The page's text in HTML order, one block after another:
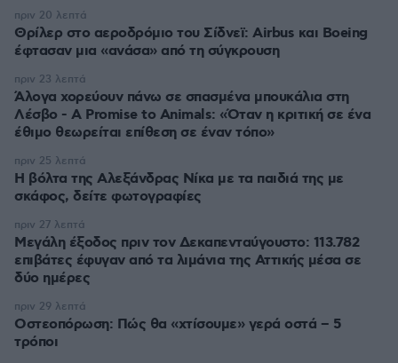
Θρίλερ στο αεροδρόμιο του Σίδνεϊ: Airbus και Boeing
έφτασαν μια «ανάσα» από τη σύγκρουση
πριν 20 λεπτά
Άλογα χορεύουν πάνω σε σπασμένα μπουκάλια στη
Λέσβο - A Promise to Animals: «Όταν η κριτική σε ένα
έθιμο θεωρείται επίθεση σε έναν τόπο»
πριν 23 λεπτά
Η βόλτα της Αλεξάνδρας Νίκα με τα παιδιά της με
σκάφος, δείτε φωτογραφίες
πριν 25 λεπτά
Μεγάλη έξοδος πριν τον Δεκαπενταύγουστο: 113.782
επιβάτες έφυγαν από τα λιμάνια της Αττικής μέσα σε
δύο ημέρες
πριν 27 λεπτά
Οστεοπόρωση: Πώς θα «χτίσουμε» γερά οστά – 5
τρόποι
πριν 29 λεπτά